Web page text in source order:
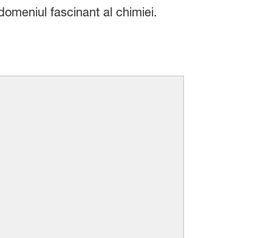
fascinant al chimiei.